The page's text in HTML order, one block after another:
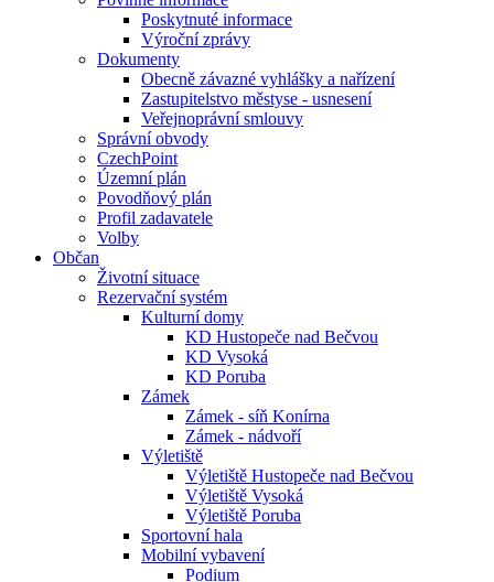
Poskytnuté informace
Výroční zprávy
Dokumenty
Obecně závazné vyhlášky a nařízení
Zastupitelstvo městyse - usnesení
Veřejnoprávní smlouvy
Správní obvody
CzechPoint
Územní plán
Povodňový plán
Profil zadavatele
Volby
Občan
Životní situace
Rezervační systém
Kulturní domy
KD Hustopeče nad Bečvou
KD Vysoká
KD Poruba
Zámek
Zámek - síň Konírna
Zámek - nádvoří
Výletiště
Výletiště Hustopeče nad Bečvou
Výletiště Vysoká
Výletiště Poruba
Sportovní hala
Mobilní vybavení
Podium